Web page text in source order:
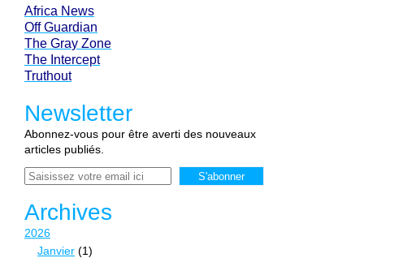
Africa News
Off Guardian
The Gray Zone
The Intercept
Truthout
Newsletter
Abonnez-vous pour être averti des nouveaux
articles publiés.
Email
Archives
2026
Janvier (1)